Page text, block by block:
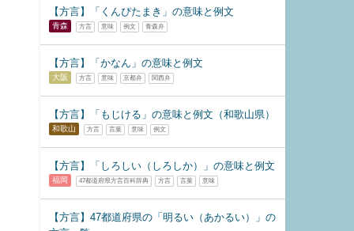
【方言】「くんぴたまき」の意味と例文
青森 方言 意味 例文 青森弁
【方言】「かなん」の意味と例文
大阪 方言 意味 京都弁 関西弁
【方言】「もじける」の意味と例文（和歌山県）
和歌山 方言 言葉 意味 例文
【方言】「しろしい（しろしか）」の意味と例文
福岡 47都道府県方言百科辞典 方言 言葉 意味
【方言】47都道府県の「明るい（あかるい）」の